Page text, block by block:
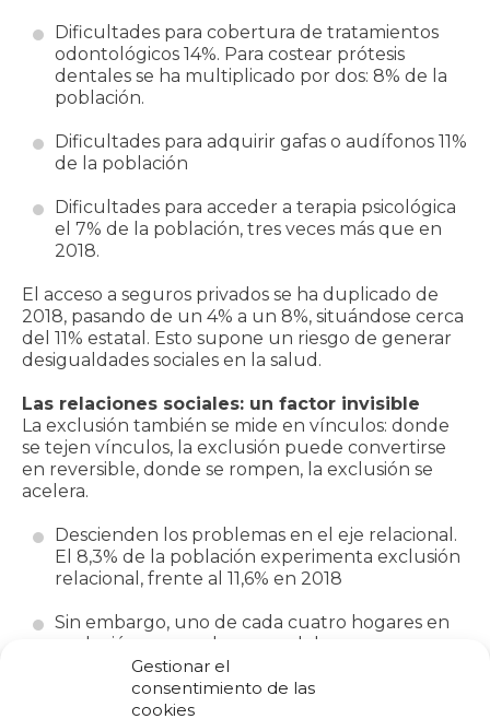
Gestionar el
consentimiento de las
cookies
Dificultades para cobertura de tratamientos
odontológicos 14%. Para costear prótesis
dentales se ha multiplicado por dos: 8% de la
población.
Dificultades para adquirir gafas o audífonos 11%
de la población
Dificultades para acceder a terapia psicológica
el 7% de la población, tres veces más que en
2018.
El acceso a seguros privados se ha duplicado de
2018, pasando de un 4% a un 8%, situándose cerca
del 11% estatal. Esto supone un riesgo de generar
desigualdades sociales en la salud.
Las relaciones sociales: un factor invisible
La exclusión también se mide en vínculos: donde
se tejen vínculos, la exclusión puede convertirse
en reversible, donde se rompen, la exclusión se
acelera.
Descienden los problemas en el eje relacional.
El 8,3% de la población experimenta exclusión
relacional, frente al 11,6% en 2018
Sin embargo, uno de cada cuatro hogares en
exclusión carece de una red de apoyo cercana.
El 25% de los hogares declara haber sufrido
discriminación, de los cuales el 30% de esos se